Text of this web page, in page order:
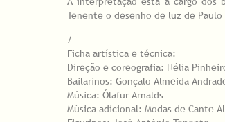
Tenente o desenho de luz de Paulo
/
Ficha artística e técnica:
Direção e coreografia: Nélia
Bailarinos: Gonçalo Almeida
Música: Ólafur Arnalds
Música adicional: Modas de Cante